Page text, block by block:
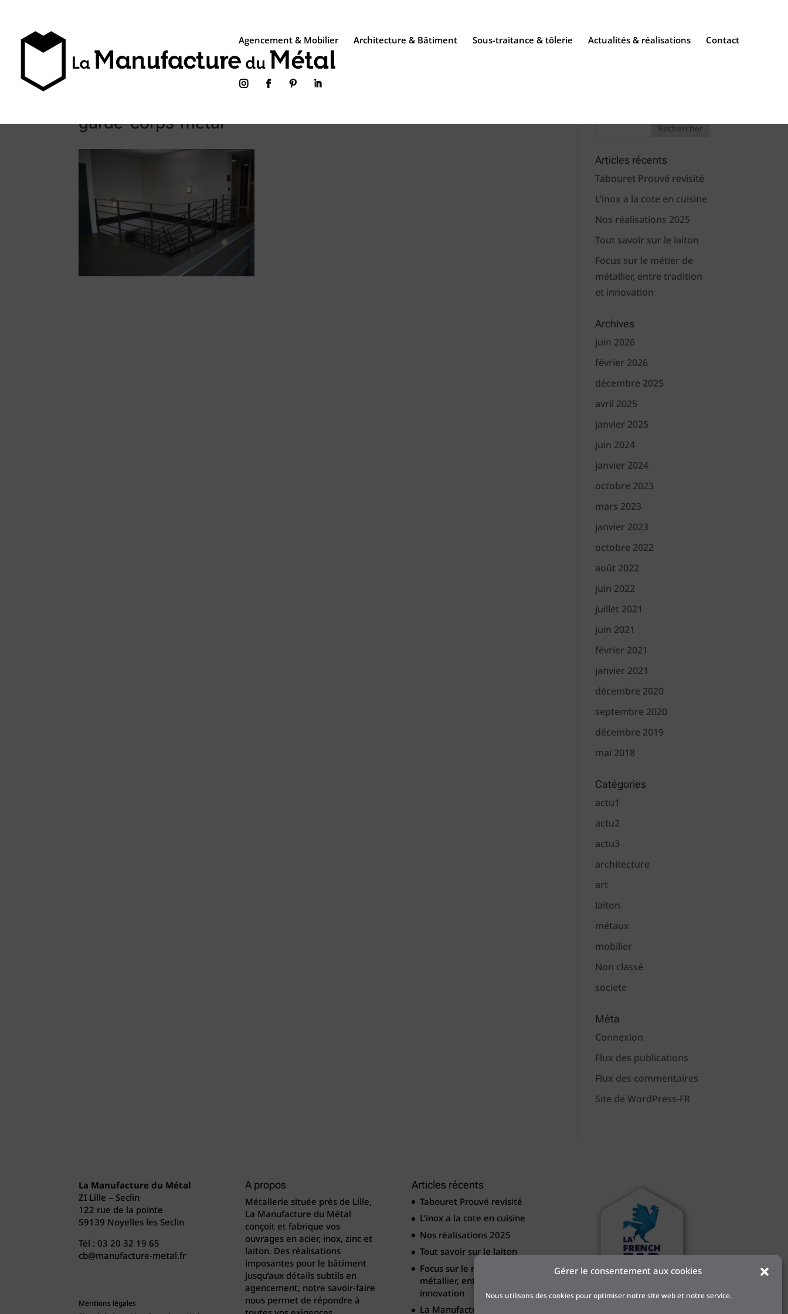
Gérer le consentement aux cookies
Nous utilisons des cookies pour optimiser notre site web et notre service.
Agencement & Mobilier Architecture & Bâtiment Sous-traitance & tôlerie Actualités & réalisations Contact
   
garde-corps-metal
Articles récents
Tabouret Prouvé revisité
L’inox a la cote en cuisine
Nos réalisations 2025
Tout savoir sur le laiton
Focus sur le métier de
métallier, entre tradition
et innovation
Archives
juin 2026
février 2026
décembre 2025
avril 2025
janvier 2025
juin 2024
janvier 2024
octobre 2023
mars 2023
janvier 2023
octobre 2022
août 2022
juin 2022
juillet 2021
juin 2021
février 2021
janvier 2021
décembre 2020
septembre 2020
décembre 2019
mai 2018
Catégories
actu1
actu2
actu3
architecture
art
laiton
métaux
mobilier
Non classé
societe
Méta
Connexion
Flux des publications
Flux des commentaires
Site de WordPress-FR
La Manufacture du Métal
ZI Lille – Seclin
122 rue de la pointe
59139 Noyelles les Seclin
Tél :03 20 32 19 65
cb@manufacture-metal.fr
Mentions légales
A propos
Métallerie située près de Lille,
La Manufacture du Métal
conçoit et fabrique vos
ouvrages en acier, inox, zinc et
laiton. Des réalisations
imposantes pour le bâtiment
jusqu’aux détails subtils en
agencement, notre savoir-faire
nous permet de répondre à
Articles récents
Tabouret Prouvé revisité
L’inox a la cote en cuisine
Nos réalisations 2025
Tout savoir sur le laiton
Focus sur le métier de
métallier, entre tradition et
innovation
La Manufacture du Métal